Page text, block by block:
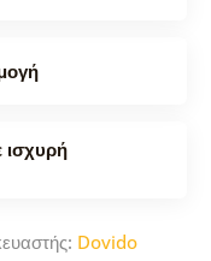
ισχυρή
Dovido